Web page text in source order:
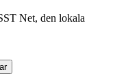
Net, den lokala